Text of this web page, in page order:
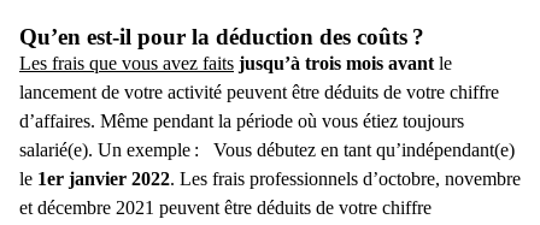
Qu’en est-il pour la déduction des coûts ?
Les frais que vous avez faits jusqu’à trois mois avant le
lancement de votre activité peuvent être déduits de votre chiffre
d’affaires. Même pendant la période où vous étiez toujours
salarié(e). Un exemple :
Vous débutez en tant qu’indépendant(e)
le 1er janvier 2022. Les frais professionnels d’octobre, novembre
et décembre 2021 peuvent être déduits de votre chiffre